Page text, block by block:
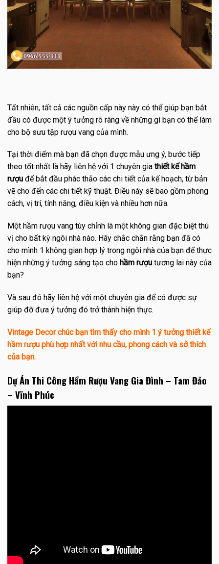
Tất nhiên, tất cả các nguồn cấp này này có thể giúp bạn bắt
đầu có được một ý tưởng rõ ràng về những gì bạn có thể làm
cho bộ sưu tập rượu vang của mình.
Tại thời điểm mà bạn đã chọn được mẫu ưng ý, bước tiếp
theo tốt nhất là hãy liên hệ với 1 chuyên gia thiết kế hầm
rượu để bắt đầu phác thảo các chi tiết của kế hoạch, từ bản
vẽ cho đến các chi tiết kỹ thuật. Điều này sẽ bao gồm phong
cách, vị trí, tính năng, điều kiện và nhiều hơn nữa.
Một hầm rượu vang tùy chỉnh là một không gian đặc biệt thú
vị cho bất kỳ ngôi nhà nào. Hãy chắc chắn rằng bạn đã có
cho mình 1 không gian hợp lý trong ngôi nhà của bạn để thực
hiện những ý tưởng sáng tạo cho hầm rượu tương lai này của
bạn?
Và sau đó hãy liên hệ với một chuyên gia để có được sự
giúp đỡ đưa ý tưởng đó trở thành hiện thực.
Vintage Decor chúc bạn tìm thấy cho mình 1 ý tưởng thiết kế
hầm rượu phù hợp nhất với nhu cầu, phong cách và sở thích
của bạn.
Dự Án Thi Công Hầm Rượu Vang Gia Đình – Tam Đảo
– Vĩnh Phúc